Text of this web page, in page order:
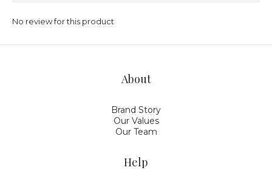
No review for this product
About
Brand Story
Our Values
Our Team
Help